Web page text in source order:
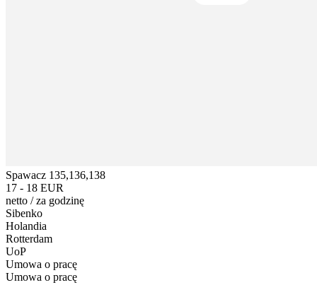
Spawacz 135,136,138
17 - 18 EUR
netto /za godzinę
Sibenko
Holandia
Rotterdam
UoP
Umowa o pracę
Umowa o pracę